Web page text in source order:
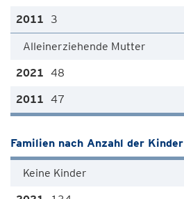
3
Alleinerziehende Mutter
48
47
Familien nach Anzahl der Kinder
Keine Kinder